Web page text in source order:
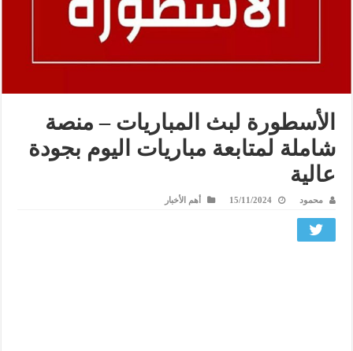
الأسطورة لبث المباريات – منصة
شاملة لمتابعة مباريات اليوم بجودة
عالية
محمود 15/11/2024 أهم الأخبار